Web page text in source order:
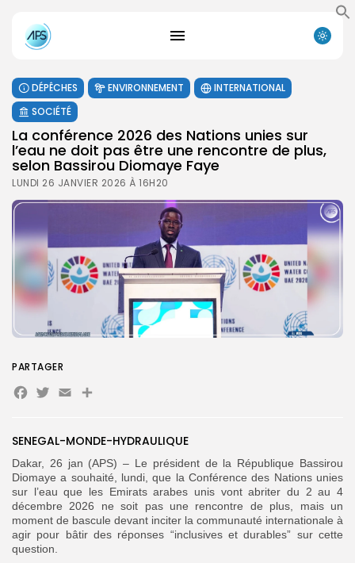
FR
DÉPÊCHES ENVIRONNEMENT
INTERNATIONAL
SOCIÉTÉ
La conférence 2026 des Nations unies sur
l’eau ne doit pas être une rencontre de plus,
selon Bassirou Diomaye Faye
LUNDI 26 JANVIER 2026 À 16H20
SENEGAL-MONDE-HYDRAULIQUE
Dakar, 26 jan (APS) – Le président de la République Bassirou
Diomaye a souhaité, lundi, que la Conférence des Nations unies
sur l’eau que les Emirats arabes unis vont abriter du 2 au 4
décembre 2026 ne soit pas une rencontre de plus, mais un
moment de bascule devant inciter la communauté internationale à
agir pour bâtir des réponses “inclusives et durables” sur cette
question.
PARTAGER
Facebook
Twitter
EmailPartager